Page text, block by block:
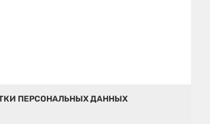
ПЕРСОНАЛЬНЫХ ДАННЫХ